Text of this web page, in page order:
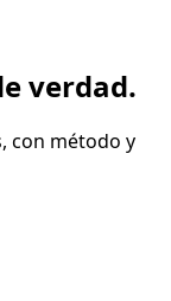
verdad.
con método y